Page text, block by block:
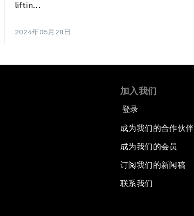
liftin...
2024年05月28日
加入我们
登录
成为我们的合作伙伴
成为我们的会员
订阅我们的新闻稿
联系我们